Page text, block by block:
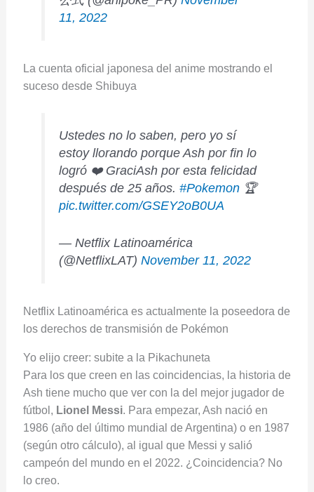
11, 2022
La cuenta oficial japonesa del anime mostrando el
suceso desde Shibuya
Ustedes no lo saben, pero yo sí
estoy llorando porque Ash por fin lo
logró ❤️ GraciAsh por esta felicidad
después de 25 años.#Pokemon 🏆
pic.twitter.com/GSEY2oB0UA
— Netflix Latinoamérica
(@NetflixLAT)November 11, 2022
Netflix Latinoamérica es actualmente la poseedora de
los derechos de transmisión de Pokémon
Yo elijo creer: subite a la Pikachuneta
Para los que creen en las coincidencias, la historia de
Ash tiene mucho que ver con la del mejor jugador de
fútbol, Lionel Messi. Para empezar, Ash nació en
1986 (año del último mundial de Argentina) o en 1987
(según otro cálculo), al igual que Messi y salió
campeón del mundo en el 2022. ¿Coincidencia? No
lo creo.